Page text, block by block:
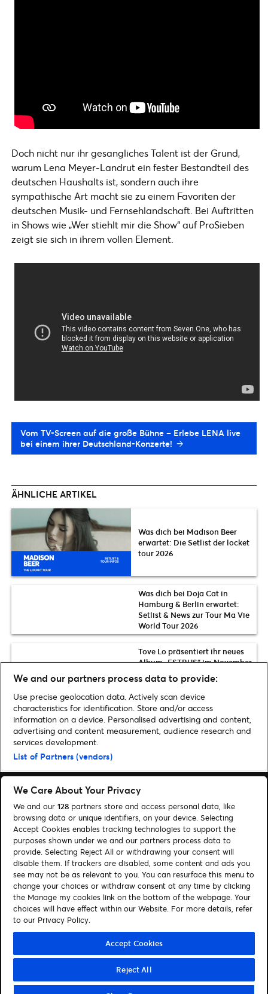
Doch nicht nur ihr gesangliches Talent ist der Grund,
warum Lena Meyer-Landrut ein fester Bestandteil des
deutschen Haushalts ist, sondern auch ihre
sympathische Art macht sie zu einem Favoriten der
deutschen Musik- und Fernsehlandschaft. Bei Auftritten
in Shows wie „Wer stiehlt mir die Show“ auf ProSieben
zeigt sie sich in ihrem vollen Element.
Vom TV-Screen auf die große Bühne – Erlebe LENA live
bei einem ihrer Deutschland-Konzerte!
ÄHNLICHE ARTIKEL
Was dich bei Madison Beer
erwartet: Die Setlist der locket
tour 2026
Was dich bei Doja Cat in
Hamburg & Berlin erwartet:
Setlist & News zur Tour Ma Vie
World Tour 2026
Tove Lo präsentiert ihr neues
Album „ESTRUS“ im November
2026 live in Berlin | Tickets &
Presales
Home Musik
LENA kündigt ihr neues Album „Loyal To Myself“ zum
Tour-Start 2024 an
Suchen
Cookie-Einwilligungstool
Autor*innen
Kontakt
Impressum
Tickets
Folge uns:
Visit Facebook (opens in a new window)
Visit Twitter (opens in a new window)
Visit Instagram (opens in a new window)
Visit Youtube (opens in a new window)
Visit Tiktok (opens in a new
Visit Xing (opens in a new
© Ticketmaster 2026
We and our partners process data to provide:
Use precise geolocation data. Actively scan device
characteristics for identification. Store and/or access
information on a device. Personalised advertising and content,
advertising and content measurement, audience research and
services development.
List of Partners (vendors)
We Care About Your Privacy
We and our 128 partners store and access personal data, like
browsing data or unique identifiers, on your device. Selecting
Accept Cookies enables tracking technologies to support the
purposes shown under we and our partners process data to
provide. Selecting Reject All or withdrawing your consent will
disable them. If trackers are disabled, some content and ads you
see may not be as relevant to you. You can resurface this menu to
change your choices or withdraw consent at any time by clicking
the Manage my cookies link on the bottom of the webpage. Your
choices will have effect within our Website. For more details, refer
to our Privacy Policy.
Accept Cookies
Reject All